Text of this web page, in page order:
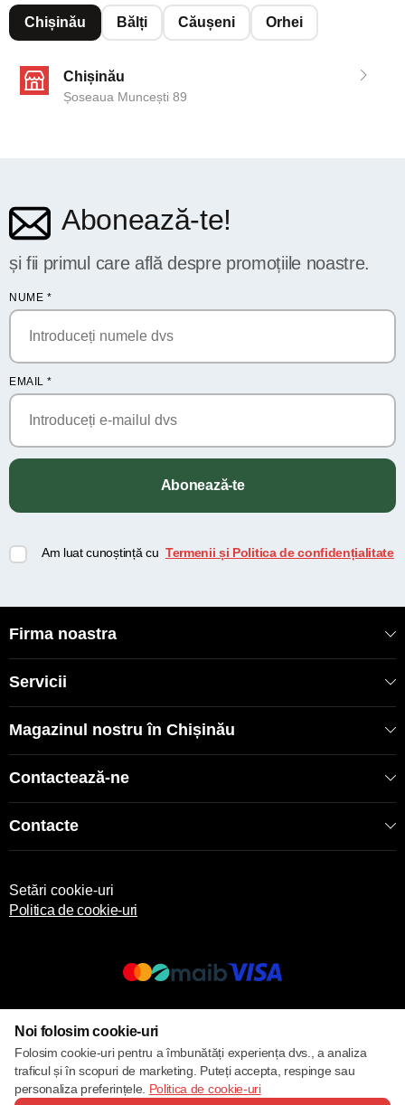
Chișinău Bălți Căușeni Orhei
Chișinău
Șoseaua Muncești 89
Abonează-te!
și fii primul care află despre promoțiile noastre.
NUME *
EMAIL *
Abonează-te
Am luat cunoștință cu Termenii și Politica de confidențialitate
Firma noastra
Servicii
Magazinul nostru în Chișinău
Contactează-ne
Contacte
Setări cookie-uri
Politica de cookie-uri
Noi folosim cookie-uri
Folosim cookie-uri pentru a îmbunătăți experiența dvs., a analiza
traficul și în scopuri de marketing. Puteți accepta, respinge sau
personaliza preferințele. Politica de cookie-uri